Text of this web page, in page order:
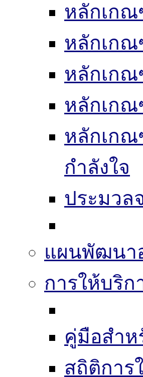
หลักเกณ
หลักเกณ
หลักเก
หลักเกณ
หลักเก
กำลังใจ
ประมวล
แผนพัฒนา
การให้บริ
คู่มือสำ
สถิติการ